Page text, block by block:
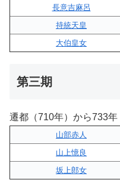
長意吉麻呂
持統天皇
大伯皇女
第三期
遷都（710年）から733年
山部赤人
山上憶良
坂上郎女